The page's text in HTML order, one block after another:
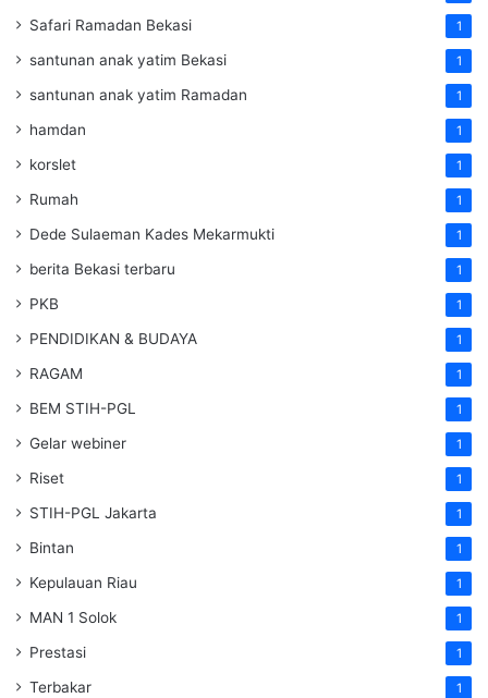
Safari Ramadan Bekasi 1
santunan anak yatim Bekasi 1
santunan anak yatim Ramadan 1
hamdan 1
korslet 1
Rumah 1
Dede Sulaeman Kades Mekarmukti 1
berita Bekasi terbaru 1
PKB 1
PENDIDIKAN & BUDAYA 1
RAGAM 1
BEM STIH-PGL 1
Gelar webiner 1
Riset 1
STIH-PGL Jakarta 1
Bintan 1
Kepulauan Riau 1
MAN 1 Solok 1
Prestasi 1
Terbakar 1